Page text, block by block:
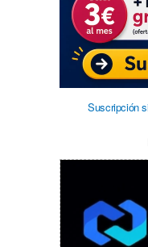
Suscripción